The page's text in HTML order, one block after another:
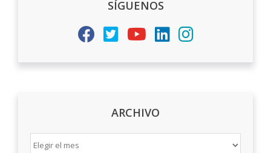
SÍGUENOS
ARCHIVO